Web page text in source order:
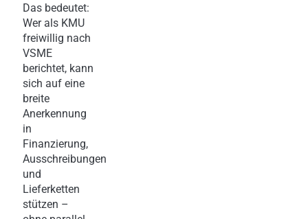
Das bedeutet:
Wer als KMU
freiwillig nach
VSME
berichtet, kann
sich auf eine
breite
Anerkennung
in
Finanzierung,
Ausschreibungen
und
Lieferketten
stützen –